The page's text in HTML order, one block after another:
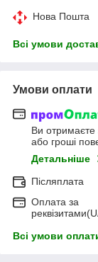
Нова Пошта
Всі умови
Умови оплати
Ви
або гроші
Детальніше
Післяплата
Оплата за
Всі умови